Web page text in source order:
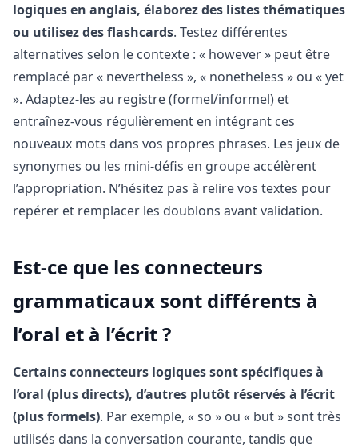
logiques en anglais, élaborez des listes thématiques
ou utilisez des flashcards. Testez différentes
alternatives selon le contexte : « however » peut être
remplacé par « nevertheless », « nonetheless » ou « yet
». Adaptez-les au registre (formel/informel) et
entraînez-vous régulièrement en intégrant ces
nouveaux mots dans vos propres phrases. Les jeux de
synonymes ou les mini-défis en groupe accélèrent
l’appropriation. N’hésitez pas à relire vos textes pour
repérer et remplacer les doublons avant validation.
Est-ce que les connecteurs
grammaticaux sont différents à
l’oral et à l’écrit ?
Certains connecteurs logiques sont spécifiques à
l’oral (plus directs), d’autres plutôt réservés à l’écrit
(plus formels). Par exemple, « so » ou « but » sont très
utilisés dans la conversation courante, tandis que